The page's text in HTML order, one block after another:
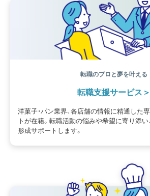
フランス オーブン担当 チ
転職のプロと夢を叶える
転職支援サービス
洋菓子・パン業界、各店舗の情報に精通した
トが在籍。転職活動の悩みや希望に寄り添い
形成サポートします。